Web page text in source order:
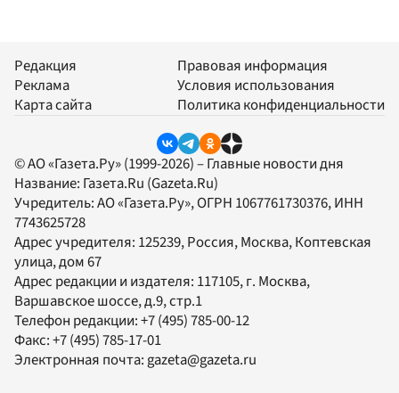
Редакция
Реклама
Карта сайта
Правовая информация
Условия использования
Политика конфиденциальности
© АО «Газета.Ру» (1999-2026) – Главные новости дня
Название: Газета.Ru (Gazeta.Ru)
Учредитель:АО «Газета.Ру», ОГРН 1067761730376, ИНН
7743625728
Адрес учредителя: 125239, Россия, Москва, Коптевская
улица, дом 67
Адрес редакции и издателя: 117105, г. Москва,
Варшавское шоссе, д.9, стр.1
Телефон редакции:+7 (495) 785-00-12
Факс:+7 (495) 785-17-01
Электронная почта:gazeta@gazeta.ru